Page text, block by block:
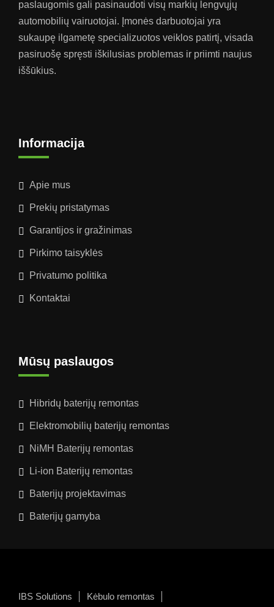
paslaugomis gali pasinaudoti visų markių lengvųjų
automobilių vairuotojai. Įmonės darbuotojai yra
sukaupę ilgametę specializuotos veiklos patirtį, visada
pasiruošę spręsti iškilusias problemas ir priimti naujus
iššūkius.
Informacija
Apie mus
Prekių pristatymas
Garantijos ir gražinimas
Pirkimo taisyklės
Privatumo politika
Kontaktai
Mūsų paslaugos
Hibridų baterijų remontas
Elektromobilių baterijų remontas
NiMH Baterijų remontas
Li-ion Baterijų remontas
Baterijų projektavimas
Baterijų gamyba
IBS Solutions
Kėbulo remontas